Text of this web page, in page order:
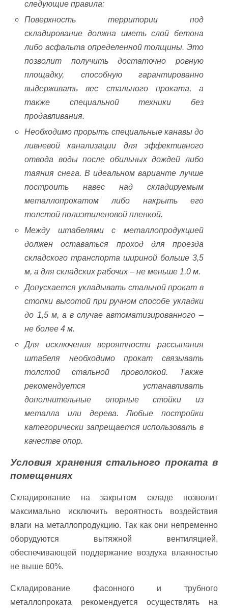
следующие правила:
Поверхность территории под
складирование должна иметь слой бетона
либо асфальта определенной толщины. Это
позволит получить достаточно ровную
площадку, способную гарантированно
выдерживать вес стального проката, а
также специальной техники без
продавливания.
Необходимо прорыть специальные канавы до
ливневой канализации для эффективного
отвода воды после обильных дождей либо
таяния снега. В идеальном варианте лучше
построить навес над складируемым
металлопрокатом либо накрыть его
толстой полиэтиленовой пленкой.
Между штабелями с металлопродукцией
должен оставаться проход для проезда
складского транспорта шириной больше 3,5
м, а для складских рабочих – не меньше 1,0 м.
Допускается укладывать стальной прокат в
стопки высотой при ручном способе укладки
до 1,5 м, а в случае автоматизированного –
не более 4 м.
Для исключения вероятности рассыпания
штабеля необходимо прокат связывать
толстой стальной проволокой. Также
рекомендуется устанавливать
дополнительные опорные стойки из
металла или дерева. Любые постройки
категорически запрещается использовать в
качестве опор.
Условия хранения стального проката в
помещениях
Складирование на закрытом складе позволит
максимально исключить вероятность воздействия
влаги на металлопродукцию. Так как они непременно
оборудуются вытяжной вентиляцией,
обеспечивающей поддержание воздуха влажностью
не выше 60%.
Складирование фасонного и трубного
металлопроката рекомендуется осуществлять на